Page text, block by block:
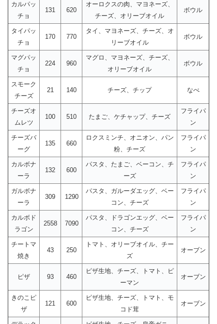
カルパッ
チョ
131 620
オーロクスの肉、マヨネーズ、
チーズ、オリーブオイル
ボウル
タイパッ
チョ
170 770
タイ、マヨネーズ、チーズ、オ
リーブオイル
ボウル
マグパッ
チョ
224 960
マグロ、マヨネーズ、チーズ、
オリーブオイル
ボウル
スモーク
チーズ
21 140 チーズ、チップ なべ
チーズオ
ムレツ
100 510 たまご、ケチャップ、チーズ
フライパ
ン
チーズバ
ーグ
135 660
ロクスミンチ、オニオン、パン
粉、チーズ
フライパ
ン
カルボナ
ーラ
132 600
パスタ、たまご、ベーコン、チ
ーズ
フライパ
ン
ガルボナ
ーラ
309 1290
パスタ、ガルーダエッグ、ベー
コン、チーズ
フライパ
ン
カルボド
ラゴン
2558 7090
パスタ、ドラゴンエッグ、ベー
コン、チーズ
フライパ
ン
チートマ
焼き
43 250
トマト、オリーブオイル、チー
ズ
オーブン
ピザ 93 460
ピザ生地、チーズ、トマト、ピ
ーマン
オーブン
きのこピ
ザ
121 600
ピザ生地、チーズ、トマト、モ
コド茸
オーブン